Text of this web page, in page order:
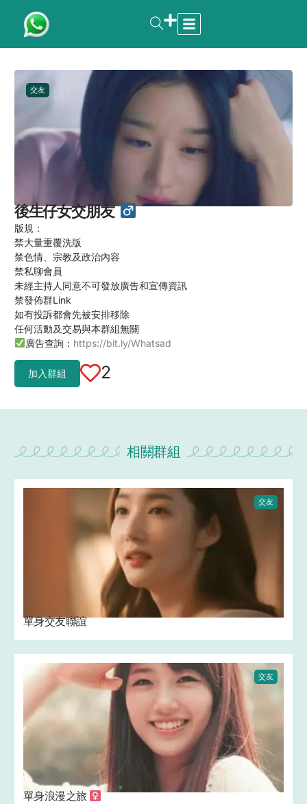
交友
後生仔女交朋友 ‍ ‍
版規：
禁大量重覆洗版
禁色情、宗教及政治內容
禁私聊會員
未經主持人同意不可發放廣告和宣傳資訊
禁發佈群Link
如有投訴都會先被安排移除
任何活動及交易與本群組無關
廣告查詢： https://bit.ly/Whatsad
加入群組 2
相關群組
交友
單身交友聯誼
交友
單身浪漫之旅 ‍